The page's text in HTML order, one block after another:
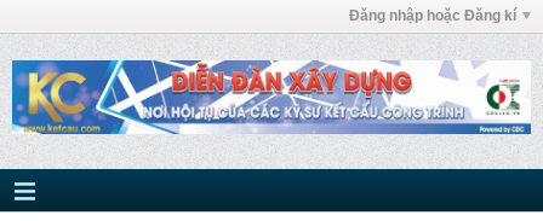
Đăng nhập hoặc Đăng kí